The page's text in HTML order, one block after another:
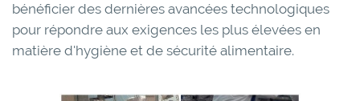
bénéficier des dernières avancées technologiques
pour répondre aux exigences les plus élevées en
matière d'hygiène et de sécurité alimentaire.